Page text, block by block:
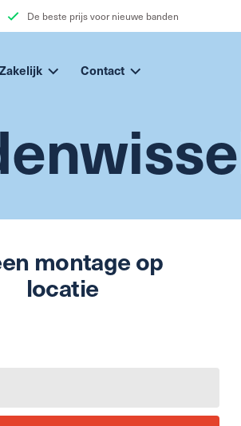
De beste prijs voor nieuwe banden
Zakelijk Contact
montage op
locatie